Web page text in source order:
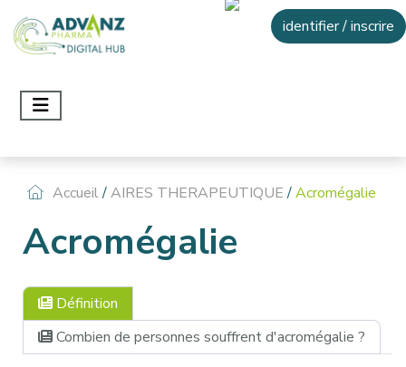
identifier / inscrire
Accueil/AIRES THERAPEUTIQUE/Acromégalie
Acromégalie
Définition
Combien de personnes souffrent d'acromégalie ?